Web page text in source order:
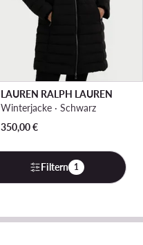
LAUREN RALPH LAUREN
Winterjacke · Schwarz
350,00€
Filtern 1